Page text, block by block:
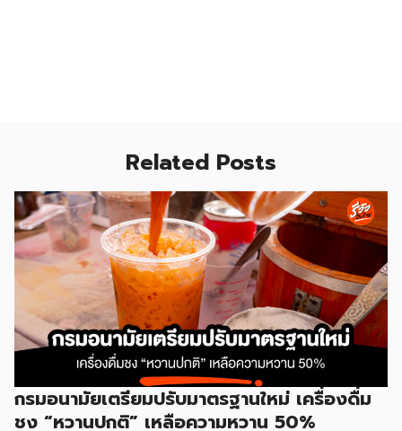
Related Posts
กรมอนามัยเตรียมปรับมาตรฐานใหม่ เครื่องดื่ม
ชง “หวานปกติ” เหลือความหวาน 50%